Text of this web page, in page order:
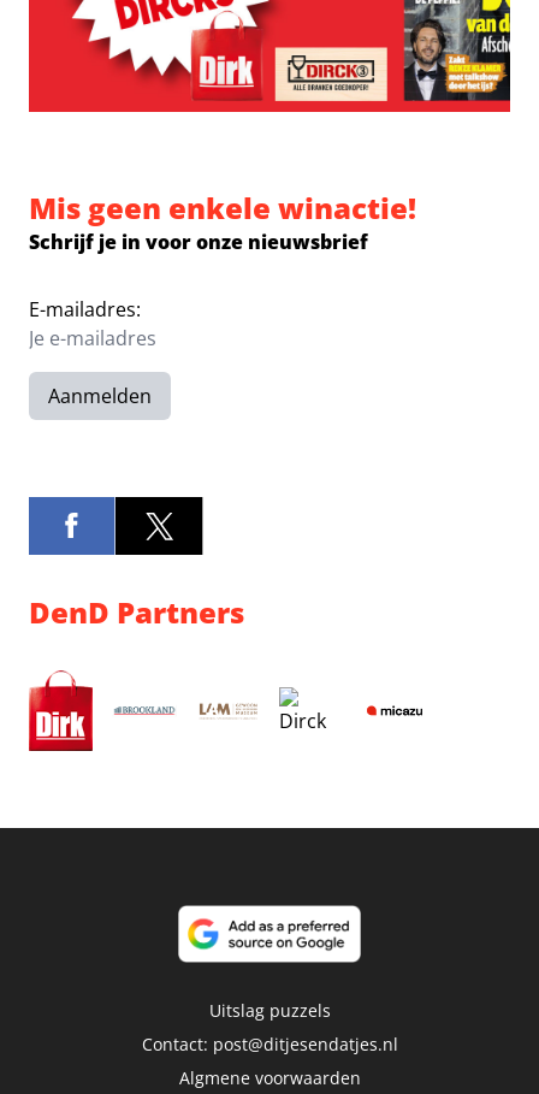
Mis geen enkele winactie!
Schrijf je in voor onze nieuwsbrief
E-mailadres:
Aanmelden
DenD Partners
Uitslag puzzels
Contact: post@ditjesendatjes.nl
Algmene voorwaarden